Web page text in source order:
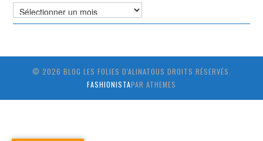
Liste
des
© 2026 BLOG LES FOLIES D'ALINATOUS DROITS RÉSERVÉS.
FASHIONISTAPAR ATHEMES